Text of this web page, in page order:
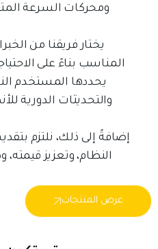
ومحركات السرعة
يختار فريقنا من
المناسب بناءً على
يحددها المستخدم
والتحديثات الدورية
إضافةً إلى ذلك، نلتزم
النظام، وتعزيز
عرض المنتجات